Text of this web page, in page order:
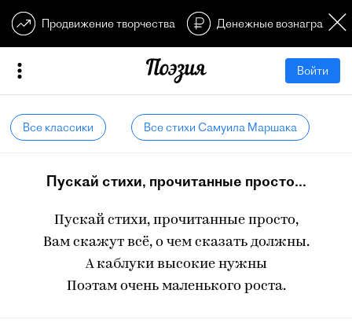
Продвижение творчества Денежные
Войти
Все классики Все стихи Самуила Маршака
Пускай стихи, прочитанные просто...
Пускай стихи, прочитанные просто,
Вам скажут всё, о чем сказать должны.
А каблуки высокие нужны
Поэтам очень маленького роста.